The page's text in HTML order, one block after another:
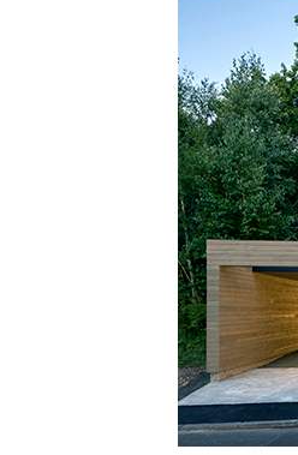
釧路陵墓公苑 陵雲閣
釧路陵墓公苑 さくら庵
HONDA AUTO RENT A CAR
アシストオフィス
KUMABAN KOBA
極上のほぐし処 ほそかわ
こばと薬局みなみ
十勝整形外科クリニック
Picea-jezo (ピセア-エゾ)
マルイチ後藤商店